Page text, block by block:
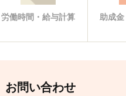
労働時間・給与計算
助成
お問い合わせ